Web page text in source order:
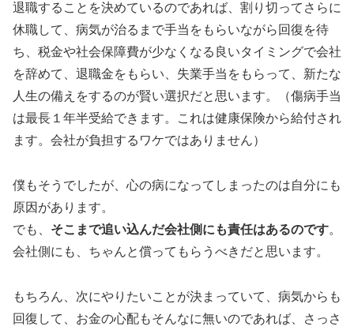
退職することを決めているのであれば、割り切ってさらに
休職して、病気が治るまで手当をもらいながら回復を待
ち、税金や社会保障費が少なくなる良いタイミングで会社
を辞めて、退職金をもらい、失業手当をもらって、新たな
人生の備えをするのが賢い選択だと思います。（傷病手当
は最長１年半受給できます。これは健康保険から給付され
ます。会社が負担するワケではありません）
僕もそうでしたが、心の病になってしまったのは自分にも
原因があります。
でも、 そこまで追い込んだ会社側にも責任はあるのです。
会社側にも、ちゃんと償ってもらうべきだと思います。
もちろん、次にやりたいことが決まっていて、病気からも
回復して、お金の心配もそんなに無いのであれば、さっさ